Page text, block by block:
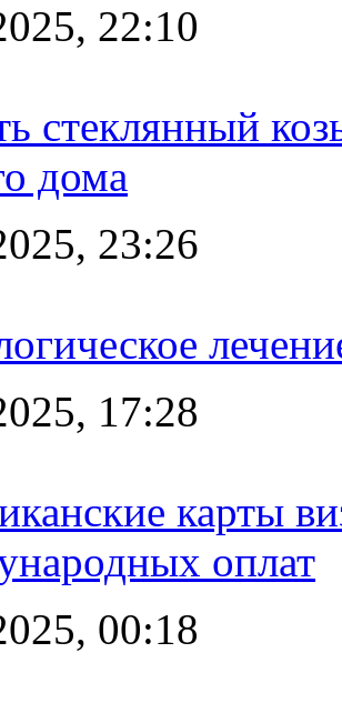
22:10
стеклянный
дома
23:26
17:28
карты
оплат
00:18